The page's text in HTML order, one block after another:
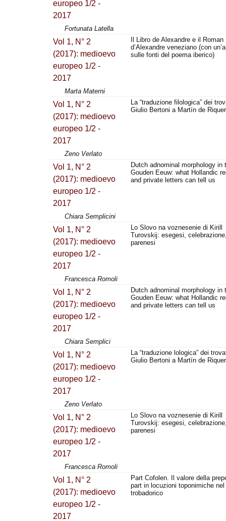
europeo 1/2 -
2017
Fortunata Latella
Vol 1, N° 2
(2017): medioevo
europeo 1/2 -
2017
Il Libro de Alexandre e il Roman
d’Alexandre veneziano (con
sulle fonti del poema iberico)
Marta Materni
Vol 1, N° 2
(2017): medioevo
europeo 1/2 -
2017
La “traduzione filologica” dei
Giulio Bertoni a Martín de Riquer
Zeno Verlato
Vol 1, N° 2
(2017): medioevo
europeo 1/2 -
2017
Dutch adnominal morphology in
Gouden Eeuw: what Hollandic
and private letters can tell us
Chiara Semplicini
Vol 1, N° 2
(2017): medioevo
europeo 1/2 -
2017
Lo Slovo na voznesenie di Kirill
Turovskij: esegesi,
parenesi
Francesca Romoli
Vol 1, N° 2
(2017): medioevo
europeo 1/2 -
2017
Dutch adnominal morphology in
Gouden Eeuw: what Hollandic
and private letters can tell us
Chiara Semplici
Vol 1, N° 2
(2017): medioevo
europeo 1/2 -
2017
La “traduzione lologica” dei
Giulio Bertoni a Martín de
Zeno Verlato
Vol 1, N° 2
(2017): medioevo
europeo 1/2 -
2017
Lo Slovo na voznesenie di Kirill
Turovskij: esegesi,
parenesi
Francesca Romoli
Vol 1, N° 2
(2017): medioevo
europeo 1/2 -
2017
Part Cofolen. Il valore della
part in locuzioni toponimiche
trobadorico